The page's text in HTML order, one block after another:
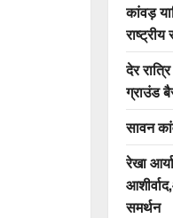
कांवड़
देर
ग्राउंड
सावन
रेखा
समर्थन